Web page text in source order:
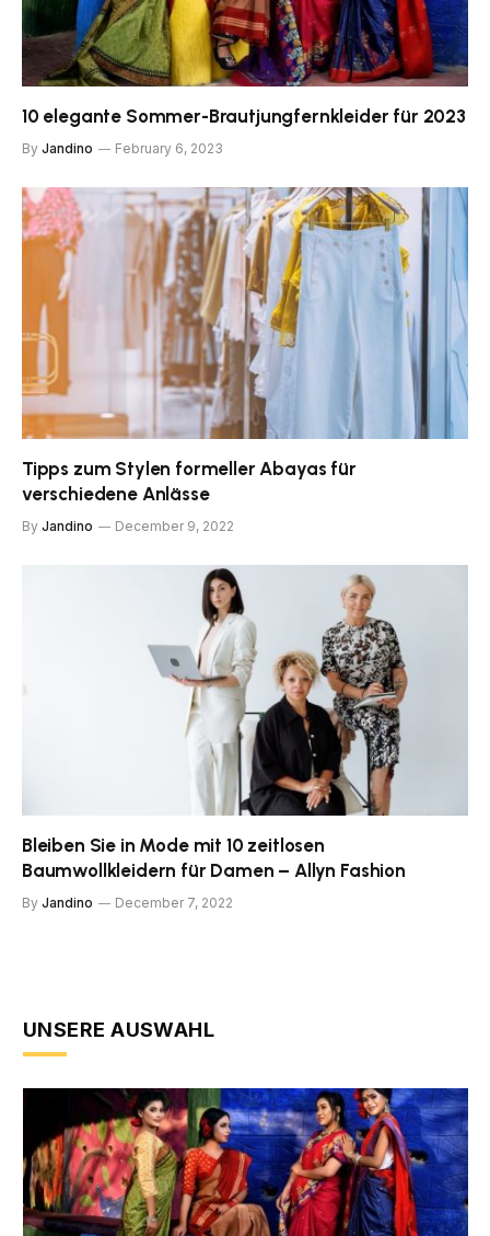
10 elegante Sommer-Brautjungfernkleider für 2023
By Jandino February 6, 2023
Tipps zum Stylen formeller Abayas für
verschiedene Anlässe
By Jandino December 9, 2022
Bleiben Sie in Mode mit 10 zeitlosen
Baumwollkleidern für Damen – Allyn Fashion
By Jandino December 7, 2022
UNSERE AUSWAHL